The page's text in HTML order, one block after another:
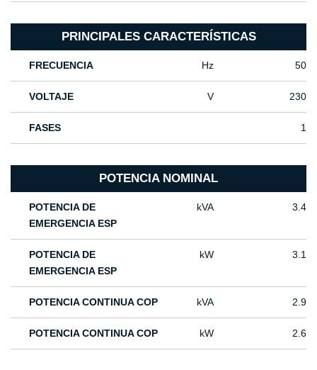
PRINCIPALES CARACTERÍSTICAS
FRECUENCIA Hz 50
VOLTAJE V 230
FASES 1
POTENCIA NOMINAL
POTENCIA DE
EMERGENCIA ESP
kVA 3.4
POTENCIA DE
EMERGENCIA ESP
kW 3.1
POTENCIA CONTINUA COP kVA 2.9
POTENCIA CONTINUA COP kW 2.6